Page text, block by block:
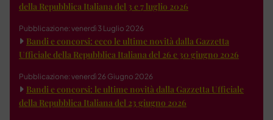
della Repubblica Italiana del 3 e 7 luglio 2026
Pubblicazione: venerdì 3 Luglio 2026
Bandi e concorsi: ecco le ultime novità dalla Gazzetta
Ufficiale della Repubblica Italiana del 26 e 30 giugno 2026
Pubblicazione: venerdì 26 Giugno 2026
Bandi e concorsi: le ultime novità dalla Gazzetta Ufficiale
della Repubblica Italiana del 23 giugno 2026